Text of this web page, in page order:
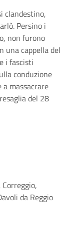
clandestino,
Persino i
non furono
una cappella del
i fascisti
conduzione
massacrare
del 28
da Reggio